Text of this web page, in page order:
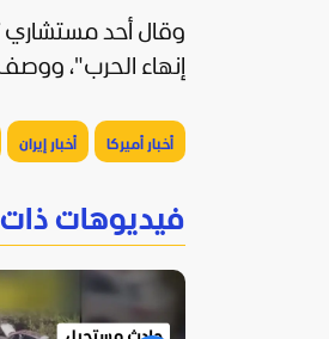
وقال أحد
إنهاء الحرب"، ووصف
أخبار أميركا أخبار إيران
فيديوهات